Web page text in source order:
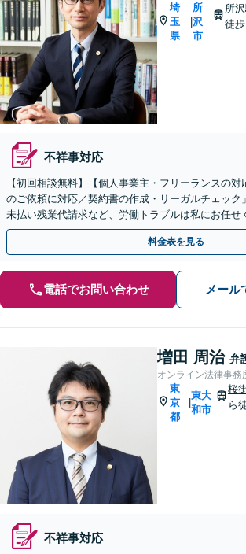
埼
玉
県
所
沢
市
所
徒
不祥事対応
【初回相談無料】【個人事業主・フリーランスの対
のご依頼に対応／契約書の作成・リーガルチェック
未払い残業代請求など、労働トラブルは私にお任せ
応じた実践的な法的支援を実施」【休日・夜間相談
料金表を見る
電話でお問い合わせ メール
増田 周治 弁
オンライン法律事務
東
京
都
東大
和市
桜
ら
不祥事対応